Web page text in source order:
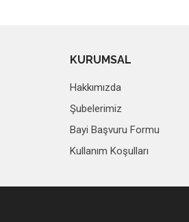
KURUMSAL
Hakkımızda
Şubelerimiz
Bayi Başvuru Formu
Kullanım Koşulları